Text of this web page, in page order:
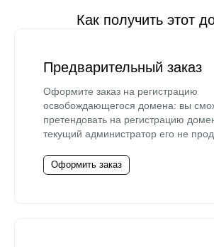
Как получить этот
Предварительный заказ
Оформите заказ на регистрацию
освобождающегося домена: вы
претендовать на регистрацию
текущий администратор его не
Оформить заказ